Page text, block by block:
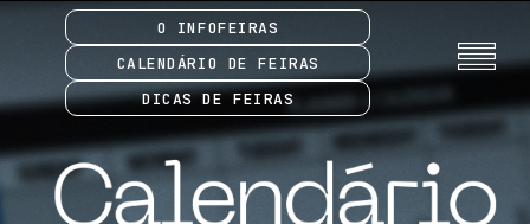
O INFOFEIRAS
CALENDÁRIO DE FEIRAS
DICAS DE FEIRAS